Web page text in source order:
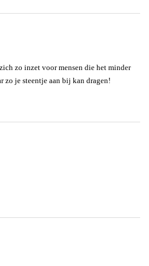
zo inzet voor mensen die het minder
zo je steentje aan bij kan dragen!